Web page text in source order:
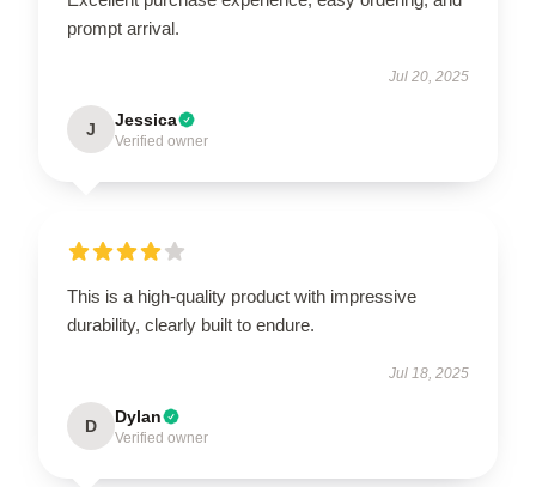
prompt arrival.
Jul 20, 2025
J Jessica
Verified owner
This is a high-quality product with impressive
durability, clearly built to endure.
Jul 18, 2025
D Dylan
Verified owner